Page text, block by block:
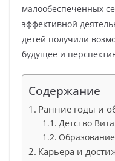
малообеспеченных
эффективной
детей получили
будущее и
Содержание
Ранние годы и
Детство
Карьера и